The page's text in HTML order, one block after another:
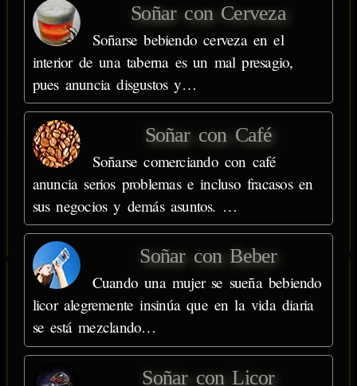
Soñar con Cerveza
Soñarse bebiendo cerveza en el
interior de una taberna es un mal presagio,
pues anuncia disgustos y…
Soñar con Café
Soñarse comerciando con café
anuncia serios problemas e incluso fracasos en
sus negocios y demás asuntos. …
Soñar con Beber
Cuando una mujer se sueña bebiendo
licor alegremente insinúa que en la vida diaria
se está mezclando…
Soñar con Licor